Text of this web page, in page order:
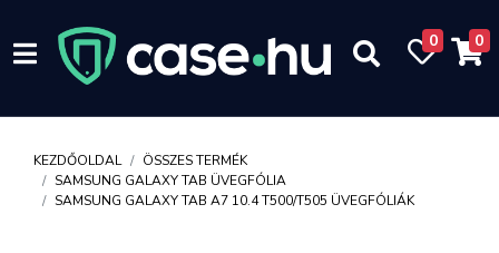
0 0
KEZDŐOLDAL
ÖSSZES TERMÉK
SAMSUNG GALAXY TAB ÜVEGFÓLIA
SAMSUNG GALAXY TAB A7 10.4 T500/T505 ÜVEGFÓLIÁK